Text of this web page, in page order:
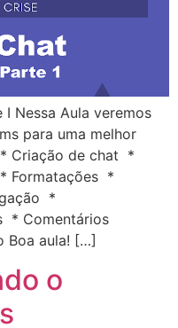
I Nessa Aula veremos
para uma melhor
Criação de chat *
Formatações *
*
* Comentários
Boa aula! […]
o